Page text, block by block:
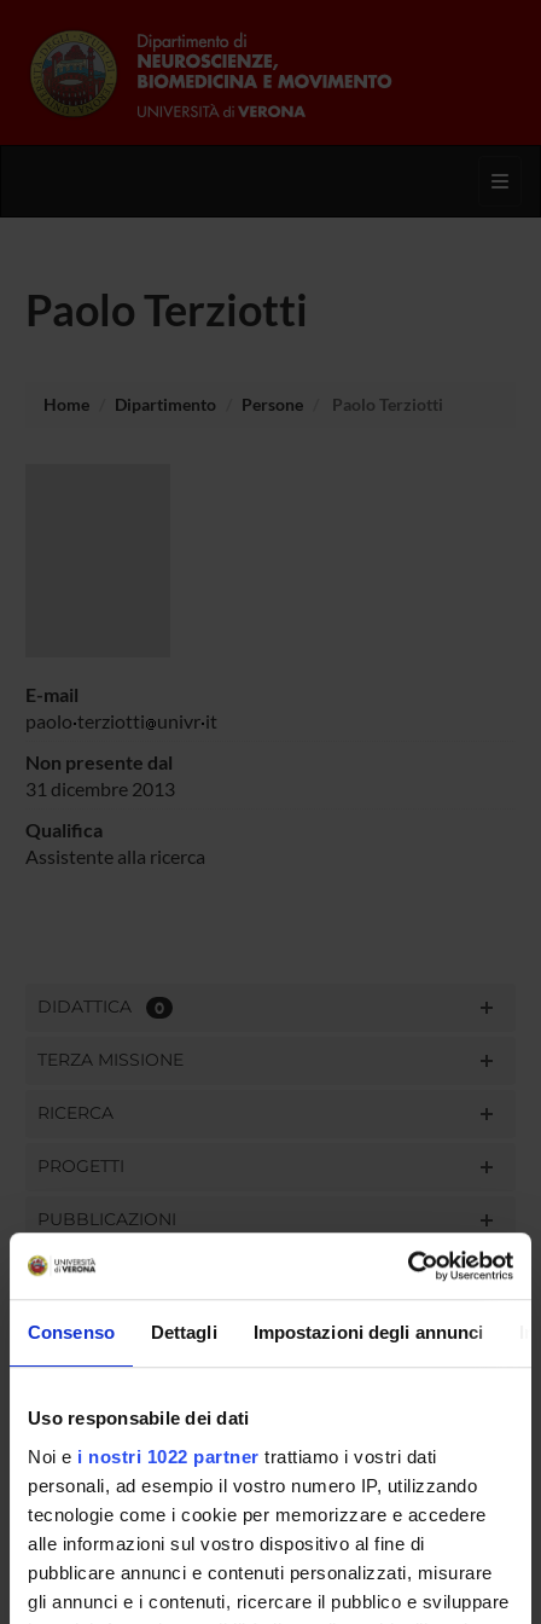
Consenso Dettagli Impostazioni degli annunci
Uso responsabile dei dati
Noi e i nostri 1022 partner trattiamo i vostri dati
personali, ad esempio il vostro numero IP, utilizzando
tecnologie come i cookie per memorizzare e accedere
alle informazioni sul vostro dispositivo al fine di
pubblicare annunci e contenuti personalizzati, misurare
gli annunci e i contenuti, ricercare il pubblico e sviluppare
Paolo Terziotti
Home Dipartimento Persone Paolo Terziotti
E-mail
paolo terziotti univr it
Non presente dal
31 dicembre 2013
Qualifica
Assistente alla ricerca
DIDATTICA 0
TERZA MISSIONE
RICERCA
PROGETTI
PUBBLICAZIONI
INCARICHI
GOVERNANCE
COMMISSIONI
UFFICI E STRUTTURE DI SERVIZIO
SERVIZI DI SEGRETERIA STUDENTI